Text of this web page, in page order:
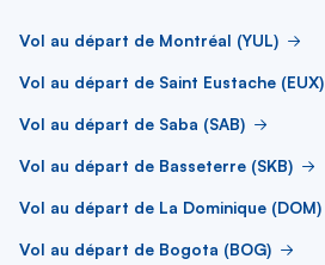
Vol au départ de Montréal (YUL)
Vol au départ de Saint Eustache (EUX)
Vol au départ de Saba (SAB)
Vol au départ de Basseterre (SKB)
Vol au départ de La Dominique (DOM)
Vol au départ de Bogota (BOG)